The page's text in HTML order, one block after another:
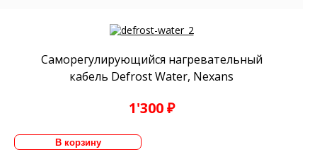
Саморегулирующийся нагревательный
кабель Defrost Water, Nexans
1'300 ₽